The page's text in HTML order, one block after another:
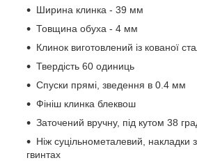
Ширина клинка - 39 мм ️
Товщина обуха - 4 мм
Клинок виготовлений із кованої
Твердість 60 одиниць
Спуски прямі, зведення в 0.4 мм
Фініш клинка блеквош
Заточений вручну, під кутом 38
Ніж суцільнометалевий, накладки
гвинтах